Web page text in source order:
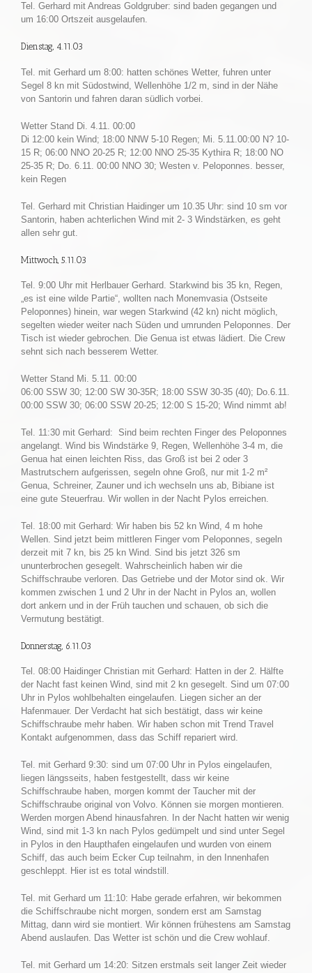
Tel. Gerhard mit Andreas Goldgruber: sind baden gegangen und
um 16:00 Ortszeit ausgelaufen.
Dienstag, 4.11.03
Tel. mit Gerhard um 8:00: hatten schönes Wetter, fuhren unter
Segel 8 kn mit Südostwind, Wellenhöhe 1/2 m, sind in der Nähe
von Santorin und fahren daran südlich vorbei.
Wetter Stand Di. 4.11. 00:00
Di 12:00 kein Wind; 18:00 NNW 5-10 Regen; Mi. 5.11.00:00 N? 10-
15 R; 06:00 NNO 20-25 R; 12:00 NNO 25-35 Kythira R; 18:00 NO
25-35 R; Do. 6.11. 00:00 NNO 30; Westen v. Peloponnes. besser,
kein Regen
Tel. Gerhard mit Christian Haidinger um 10.35 Uhr: sind 10 sm vor
Santorin, haben achterlichen Wind mit 2- 3 Windstärken, es geht
allen sehr gut.
Mittwoch, 5.11.03
Tel. 9:00 Uhr mit Herlbauer Gerhard. Starkwind bis 35 kn, Regen,
„es ist eine wilde Partie“, wollten nach Monemvasia (Ostseite
Peloponnes) hinein, war wegen Starkwind (42 kn) nicht möglich,
segelten wieder weiter nach Süden und umrunden Peloponnes. Der
Tisch ist wieder gebrochen. Die Genua ist etwas lädiert. Die Crew
sehnt sich nach besserem Wetter.
Wetter Stand Mi. 5.11. 00:00
06:00 SSW 30; 12:00 SW 30-35R; 18:00 SSW 30-35 (40); Do.6.11.
00:00 SSW 30; 06:00 SSW 20-25; 12:00 S 15-20; Wind nimmt ab!
Tel. 11:30 mit Gerhard: Sind beim rechten Finger des Peloponnes
angelangt. Wind bis Windstärke 9, Regen, Wellenhöhe 3-4 m, die
Genua hat einen leichten Riss, das Groß ist bei 2 oder 3
Mastrutschern aufgerissen, segeln ohne Groß, nur mit 1-2 m²
Genua, Schreiner, Zauner und ich wechseln uns ab, Bibiane ist
eine gute Steuerfrau. Wir wollen in der Nacht Pylos erreichen.
Tel. 18:00 mit Gerhard: Wir haben bis 52 kn Wind, 4 m hohe
Wellen. Sind jetzt beim mittleren Finger vom Peloponnes, segeln
derzeit mit 7 kn, bis 25 kn Wind. Sind bis jetzt 326 sm
ununterbrochen gesegelt. Wahrscheinlich haben wir die
Schiffschraube verloren. Das Getriebe und der Motor sind ok. Wir
kommen zwischen 1 und 2 Uhr in der Nacht in Pylos an, wollen
dort ankern und in der Früh tauchen und schauen, ob sich die
Vermutung bestätigt.
Donnerstag, 6.11.03
Tel. 08:00 Haidinger Christian mit Gerhard: Hatten in der 2. Hälfte
der Nacht fast keinen Wind, sind mit 2 kn gesegelt. Sind um 07:00
Uhr in Pylos wohlbehalten eingelaufen. Liegen sicher an der
Hafenmauer. Der Verdacht hat sich bestätigt, dass wir keine
Schiffschraube mehr haben. Wir haben schon mit Trend Travel
Kontakt aufgenommen, dass das Schiff repariert wird.
Tel. mit Gerhard 9:30: sind um 07:00 Uhr in Pylos eingelaufen,
liegen längsseits, haben festgestellt, dass wir keine
Schiffschraube haben, morgen kommt der Taucher mit der
Schiffschraube original von Volvo. Können sie morgen montieren.
Werden morgen Abend hinausfahren. In der Nacht hatten wir wenig
Wind, sind mit 1-3 kn nach Pylos gedümpelt und sind unter Segel
in Pylos in den Haupthafen eingelaufen und wurden von einem
Schiff, das auch beim Ecker Cup teilnahm, in den Innenhafen
geschleppt. Hier ist es total windstill.
Tel. mit Gerhard um 11:10: Habe gerade erfahren, wir bekommen
die Schiffschraube nicht morgen, sondern erst am Samstag
Mittag, dann wird sie montiert. Wir können frühestens am Samstag
Abend auslaufen. Das Wetter ist schön und die Crew wohlauf.
Tel. mit Gerhard um 14:20: Sitzen erstmals seit langer Zeit wieder